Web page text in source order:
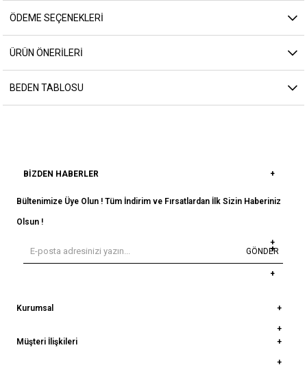
ÖDEME SEÇENEKLERI
ÜRÜN ÖNERILERI
BEDEN TABLOSU
BIZDEN HABERLER
Bültenimize Üye Olun ! Tüm İndirim ve Fırsatlardan İlk Sizin Haberiniz
Olsun !
GÖNDER
Kurumsal
Müşteri İlişkileri